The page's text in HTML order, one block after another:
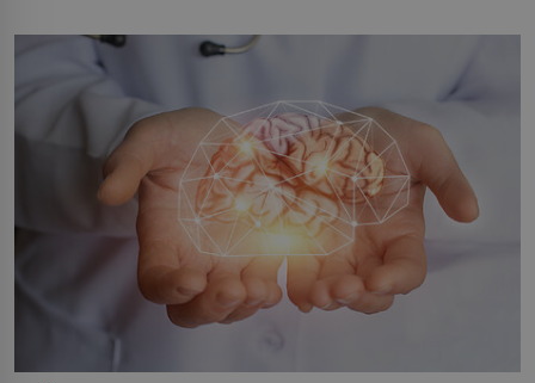
by pokoj miminka měl působit především klidně a útulně.
Předškolní věk je